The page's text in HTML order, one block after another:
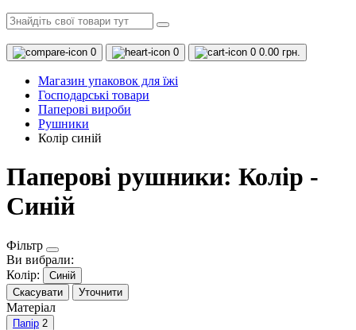
0 0 0 0.00 грн.
Магазин упаковок для їжі
Господарські товари
Паперові вироби
Рушники
Колір синій
Паперові рушники: Колір -
Синій
Фільтр
Ви вибрали:
Колір:
Синій
Скасувати
Уточнити
Матеріал
Папір 2